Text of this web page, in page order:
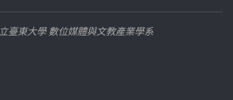
臺東大學 數位媒體與文教產業學系